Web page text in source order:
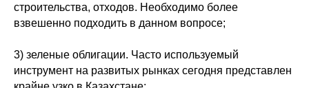
строительства, отходов. Необходимо более
взвешенно подходить в данном вопросе;
3) зеленые облигации. Часто используемый
инструмент на развитых рынках сегодня представлен